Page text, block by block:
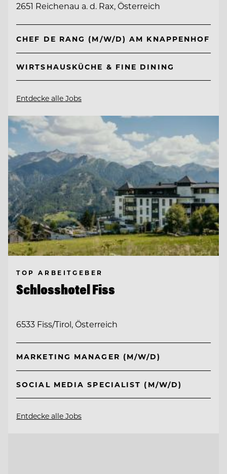
2651 Reichenau a. d. Rax, Österreich
CHEF DE RANG (M/W/D) AM KNAPPENHOF
WIRTSHAUSKÜCHE & FINE DINING
Entdecke alle Jobs
TOP ARBEITGEBER
Schlosshotel Fiss
6533 Fiss/Tirol, Österreich
MARKETING MANAGER (M/W/D)
SOCIAL MEDIA SPECIALIST (M/W/D)
Entdecke alle Jobs